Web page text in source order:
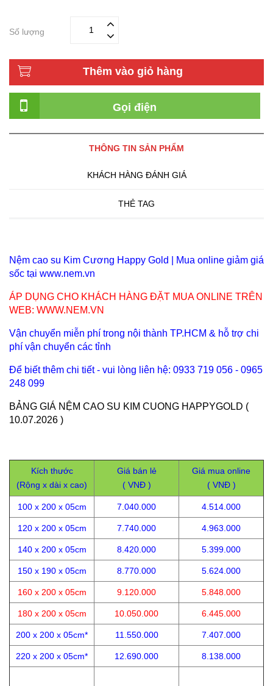
Số lượng
Thêm vào giỏ hàng
Gọi điện
THÔNG TIN SẢN PHẨM
KHÁCH HÀNG ĐÁNH GIÁ
THẺ TAG
Nệm cao su Kim Cương Happy Gold | Mua online giảm giá
sốc tại www.nem.vn
ÁP DỤNG CHO KHÁCH HÀNG ĐẶT MUA ONLINE TRÊN
WEB: WWW.NEM.VN
Vận chuyển miễn phí trong nội thành TP.HCM & hỗ trợ chi
phí vận chuyển các tỉnh
Để biết thêm chi tiết - vui lòng liên hệ: 0933 719 056 - 0965
248 099
BẢNG GIÁ NỆM CAO SU KIM CUONG HAPPYGOLD (
10.07.2026 )
Kích thước
(Rộng x dài x cao)
Giá bán lẻ
( VNĐ )
Giá mua online
( VNĐ )
100 x 200 x 05cm 7.040.000 4.514.000
120 x 200 x 05cm 7.740.000 4.963.000
140 x 200 x 05cm 8.420.000 5.399.000
150 x 190 x 05cm 8.770.000 5.624.000
160 x 200 x 05cm 9.120.000 5.848.000
180 x 200 x 05cm 10.050.000 6.445.000
200 x 200 x 05cm* 11.550.000 7.407.000
220 x 200 x 05cm* 12.690.000 8.138.000